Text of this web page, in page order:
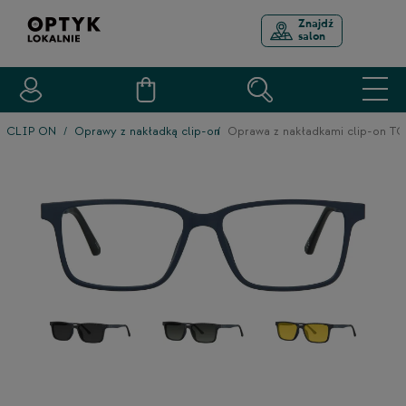
Znajdź
salon
CLIP ON Oprawy z nakładką clip-on Oprawa z nakładkami clip-on